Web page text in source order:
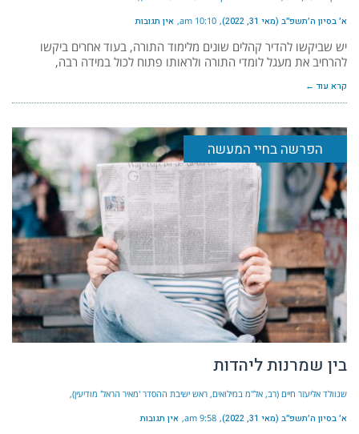
א׳ בסיון ה׳תשפ״ב (מאי 31, 2022) 10:10 am אין תגובות
יש שביקשו להדיר קהלים שונים מלימוד התורה, בעוד אחרים ביקשו
להרחיב את מעגל לומדי התורה ולראותו פתוח לכול במידה רבה,
קרא עוד ←
הפרשה בחיי המעשה
בין שמרנות ליהדות
שנוולד אליעזר חיים (רב, אל"מ במילואים, ראש ישיבת ההסדר 'מאיר הראל' מודיעין)
א׳ בסיון ה׳תשפ״ב (מאי 31, 2022) 9:58 am אין תגובות